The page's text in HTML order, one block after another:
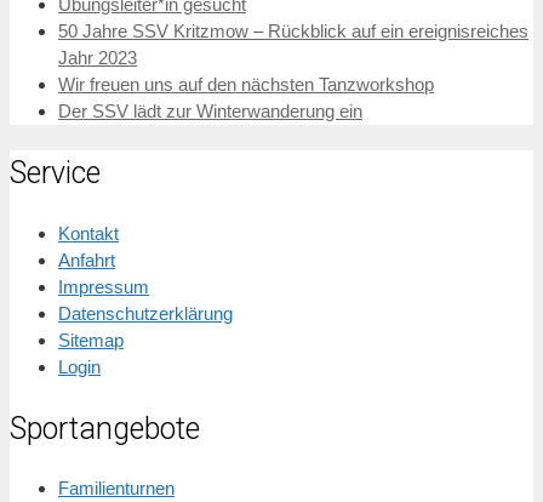
Übungsleiter*in gesucht
50 Jahre SSV Kritzmow – Rückblick auf ein ereignisreiches
Jahr 2023
Wir freuen uns auf den nächsten Tanzworkshop
Der SSV lädt zur Winterwanderung ein
Service
Kontakt
Anfahrt
Impressum
Datenschutzerklärung
Sitemap
Login
Sportangebote
Familienturnen